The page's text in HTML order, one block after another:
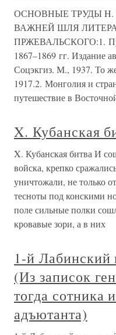
ОСНОВНЫЕ ТРУДЫ H.
ВАЖНЕЙ ШЛЯ
ПРЖЕВАЛЬСКОГО:1.
1867–1869 гг. Издание
Соцэкгиз. М., 1937. То
1917.2. Монголия и
путешествие в
X. Кубанская
X. Кубанская битва И
войска, крепко
уничтожали, не только
тесноты под конскими
поле сильные полки
кровавые зори, а в них
1-й Лабинский
(Из записок
тогда сотника
адъютанта)